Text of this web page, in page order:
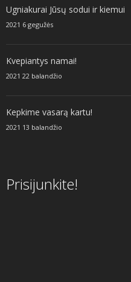
Ugniakurai Jūsų sodui ir kiemui
2021 6 gegužės
Kvepiantys namai!
2021 22 balandžio
Kepkime vasarą kartu!
2021 13 balandžio
Prisijunkite!